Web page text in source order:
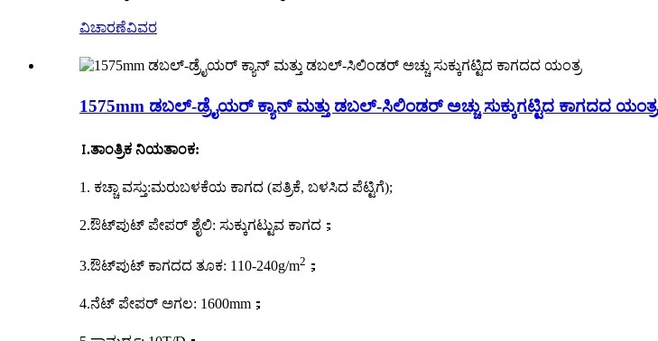
ವಿಚಾರಣೆವಿವರ
1575mm ಡಬಲ್-ಡ್ರೈಯರ್ ಕ್ಯಾನ್ ಮತ್ತು ಡಬಲ್-ಸಿಲಿಂಡರ್ ಅಚ್ಚು ಸುಕ್ಕುಗಟ್ಟಿದ ಕಾಗದದ ಯಂತ್ರ
Ⅰ.ತಾಂತ್ರಿಕ ನಿಯತಾಂಕ:
1. ಕಚ್ಚಾ ವಸ್ತು:ಮರುಬಳಕೆಯ ಕಾಗದ (ಪತ್ರಿಕೆ, ಬಳಸಿದ ಪೆಟ್ಟಿಗೆ);
2.ಔಟ್‌ಪುಟ್ ಪೇಪರ್ ಶೈಲಿ: ಸುಕ್ಕುಗಟ್ಟುವ ಕಾಗದ ；
3.ಔಟ್‌ಪುಟ್ ಕಾಗದದ ತೂಕ: 110-240g/m2 ；
4.ನೆಟ್ ಪೇಪರ್ ಅಗಲ: 1600mm ；